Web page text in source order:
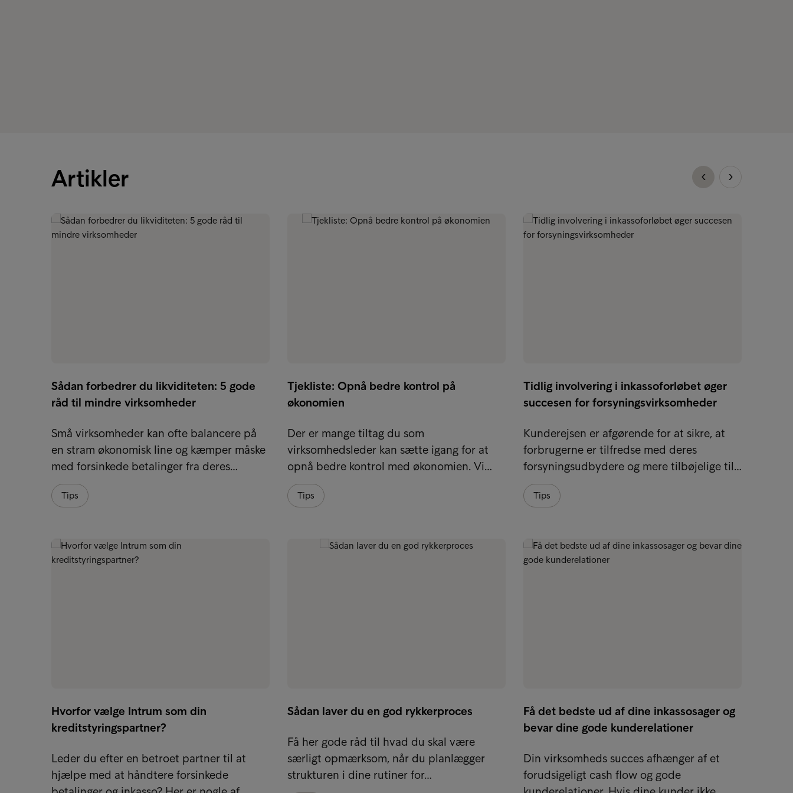
Artikler
Sådan forbedrer du likviditeten: 5 gode
råd til mindre virksomheder
Små virksomheder kan ofte balancere på
en stram økonomisk line og kæmper måske
med forsinkede betalinger fra deres…
Tips
Tjekliste: Opnå bedre kontrol på
økonomien
Der er mange tiltag du som
virksomhedsleder kan sætte igang for at
opnå bedre kontrol med økonomien. Vi…
Tips
Tidlig involvering i inkassoforløbet øger
succesen for forsyningsvirksomheder
Kunderejsen er afgørende for at sikre, at
forbrugerne er tilfredse med deres
forsyningsudbydere og mere tilbøjelige til…
Tips
Hvorfor vælge Intrum som din
kreditstyringspartner?
Leder du efter en betroet partner til at
hjælpe med at håndtere forsinkede
Sådan laver du en god rykkerproces
Få her gode råd til hvad du skal være
særligt opmærksom, når du planlægger
strukturen i dine rutiner for…
Få det bedste ud af dine inkassosager og
bevar dine gode kunderelationer
Din virksomheds succes afhænger af et
forudsigeligt cash flow og gode